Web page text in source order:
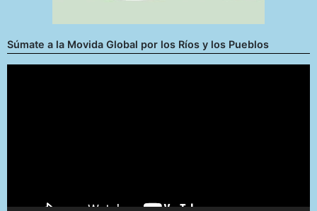
Súmate a la Movida Global por los Ríos y los Pueblos